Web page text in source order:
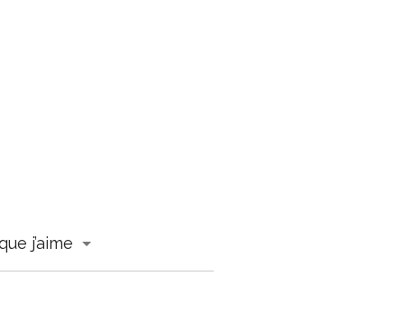
j’aime